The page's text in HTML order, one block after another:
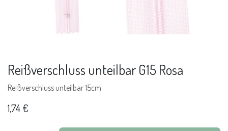
Reißverschluss unteilbar G15 Rosa
Reißverschluss unteilbar 15cm
1,74€